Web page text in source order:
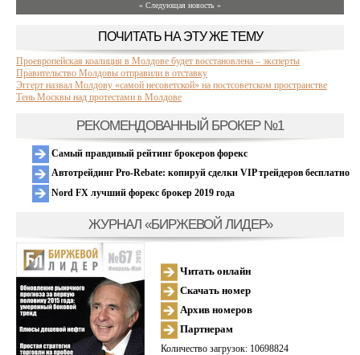
» Следующая новость »
ПОЧИТАТЬ НА ЭТУ ЖЕ ТЕМУ
Проевропейская коалиция в Молдове будет восстановлена – эксперты
Правительство Молдовы отправили в отставку
Эггерт назвал Молдову «самой несоветской» на постсоветском пространстве
Тень Москвы над протестами в Молдове
РЕКОМЕНДОВАННЫЙ БРОКЕР №1
Самый правдивый рейтинг брокеров форекс
Автотрейдинг Pro-Rebate: копируй сделки VIP трейдеров бесплатно
Nord FX лучший форекс брокер 2019 года
ЖУРНАЛ «БИРЖЕВОЙ ЛИДЕР»
Читать онлайн
Скачать номер
Архив номеров
Партнерам
Количество загрузок: 10698824